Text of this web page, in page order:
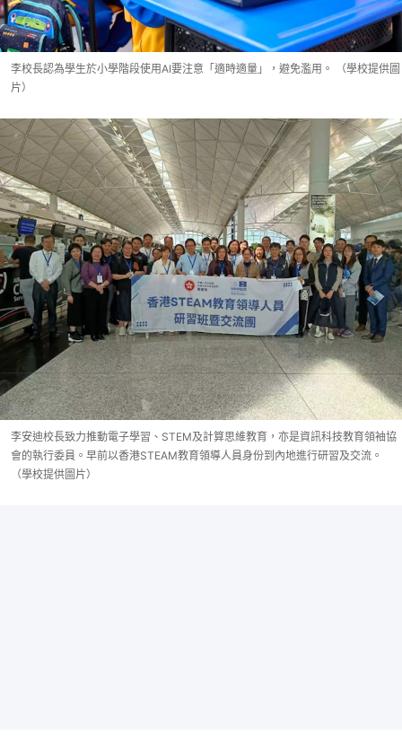
李校長認為學生於小學階段使用AI要注意「適時適量」，避免濫用。 （學校提供圖
片）
李安迪校長致力推動電子學習、STEM及計算思維教育，亦是資訊科技教育領袖協
會的執行委員。早前以香港STEAM教育領導人員身份到內地進行研習及交流。
（學校提供圖片）